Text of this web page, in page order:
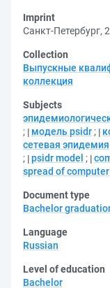
Imprint
Санкт-Петербург,
Collection
Выпускные
коллекция
Subjects
;
модель psidr ;
сетевая эпидемия
; psidr model ;
spread of
Document type
Bachelor
Language
Russian
Level of education
Bachelor